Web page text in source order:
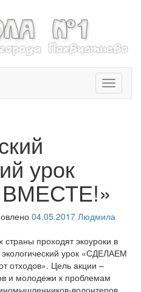
T
o
i
a
i
o
урок
04.05.2017 Людмила
проходят экоуроки в
урок «СДЕЛАЕМ
отходов». Цель акции –
и молодежи к проблемам
волонтеров